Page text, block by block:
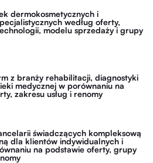
dermokosmetycznych i
według oferty,
modelu sprzedaży i grupy
z branży rehabilitacji, diagnostyki
medycznej w porównaniu na
zakresu usług i renomy
świadczących kompleksową
dla klientów indywidualnych i
na podstawie oferty, grupy